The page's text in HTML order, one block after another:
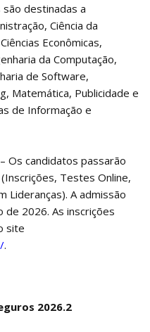
destinadas a
Ciência da
Econômicas,
da Computação,
de Software,
Matemática, Publicidade e
de Informação e
– Os candidatos passarão
Testes Online,
Lideranças). A admissão
2026. As inscrições
site
.
2026.2